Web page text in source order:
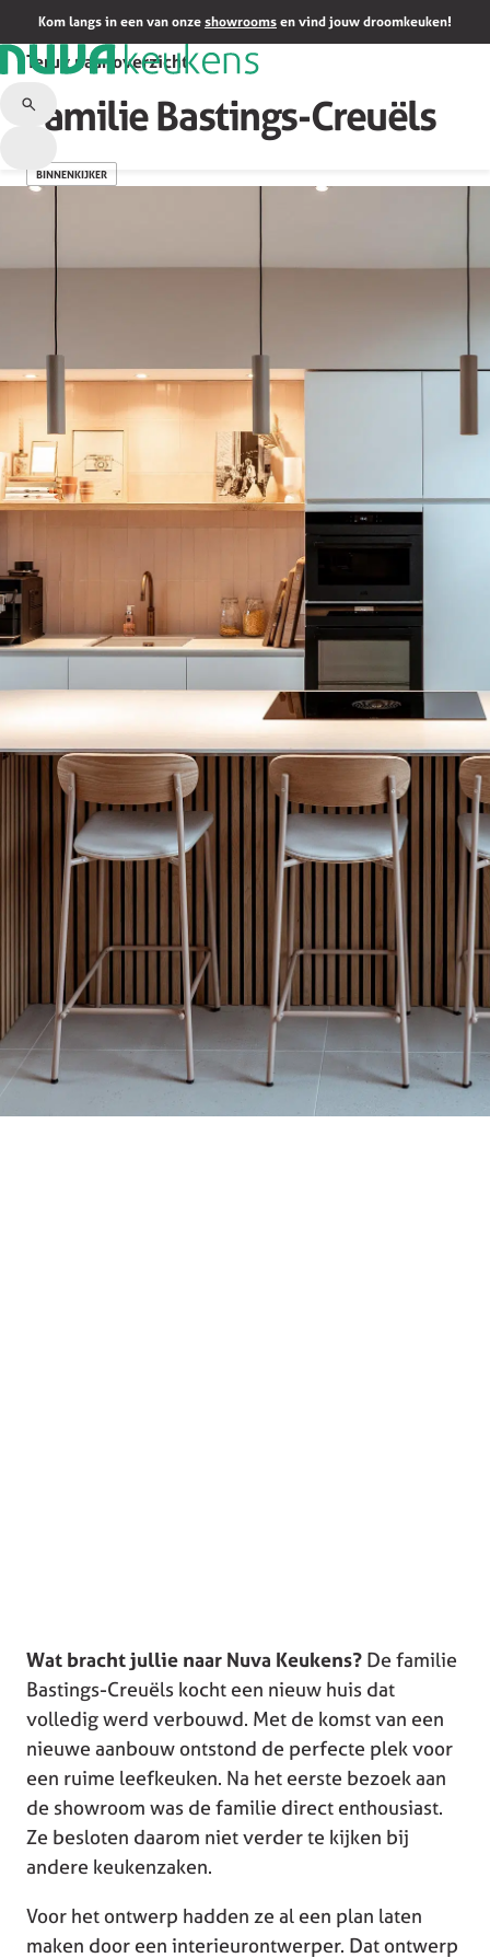
Kom langs in een van onze showrooms en vind jouw droomkeuken!
Terug naar overzicht
Familie Bastings-Creuëls
BINNENKIJKER
Wat bracht jullie naar Nuva Keukens? De familie
Bastings-Creuëls kocht een nieuw huis dat
volledig werd verbouwd. Met de komst van een
nieuwe aanbouw ontstond de perfecte plek voor
een ruime leefkeuken. Na het eerste bezoek aan
de showroom was de familie direct enthousiast.
Ze besloten daarom niet verder te kijken bij
andere keukenzaken.
Voor het ontwerp hadden ze al een plan laten
maken door een interieurontwerper. Dat ontwerp